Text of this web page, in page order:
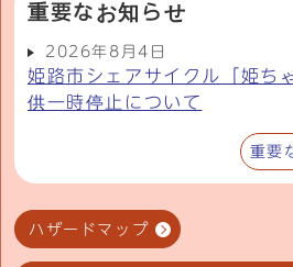
重要なお知らせ
2026年8月4日
姫路市シェアサイクル「姫ち
供一時停止について
重要
ハザードマップ